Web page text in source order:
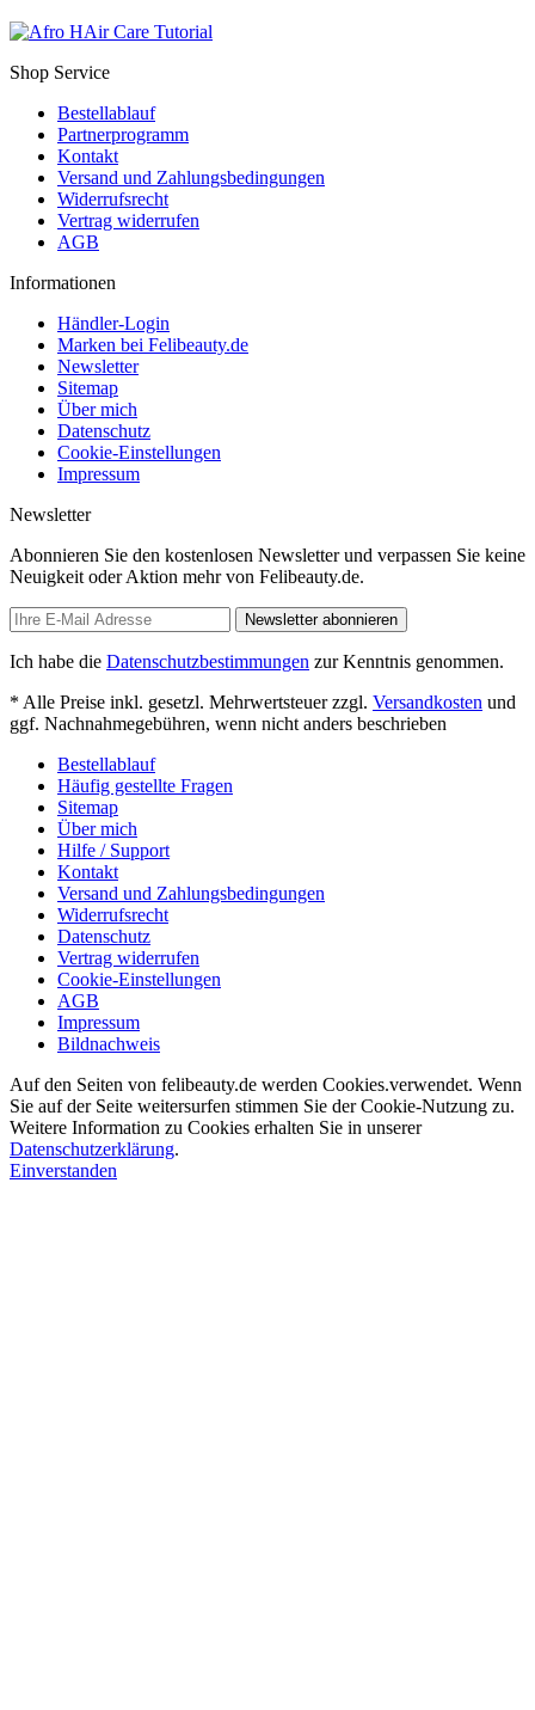
Shop Service
Bestellablauf
Partnerprogramm
Kontakt
Versand und Zahlungsbedingungen
Widerrufsrecht
Vertrag widerrufen
AGB
Informationen
Händler-Login
Marken bei Felibeauty.de
Newsletter
Sitemap
Über mich
Datenschutz
Cookie-Einstellungen
Impressum
Newsletter
Abonnieren Sie den kostenlosen Newsletter und verpassen Sie keine
Neuigkeit oder Aktion mehr von Felibeauty.de.
Newsletter abonnieren
Ich habe die Datenschutzbestimmungen zur Kenntnis genommen.
* Alle Preise inkl. gesetzl. Mehrwertsteuer zzgl. Versandkosten und
ggf. Nachnahmegebühren, wenn nicht anders beschrieben
Bestellablauf
Häufig gestellte Fragen
Sitemap
Über mich
Hilfe / Support
Kontakt
Versand und Zahlungsbedingungen
Widerrufsrecht
Datenschutz
Vertrag widerrufen
Cookie-Einstellungen
AGB
Impressum
Bildnachweis
Auf den Seiten von felibeauty.de werden Cookies.verwendet. Wenn
Sie auf der Seite weitersurfen stimmen Sie der Cookie-Nutzung zu.
Weitere Information zu Cookies erhalten Sie in unserer
Datenschutzerklärung.
Einverstanden